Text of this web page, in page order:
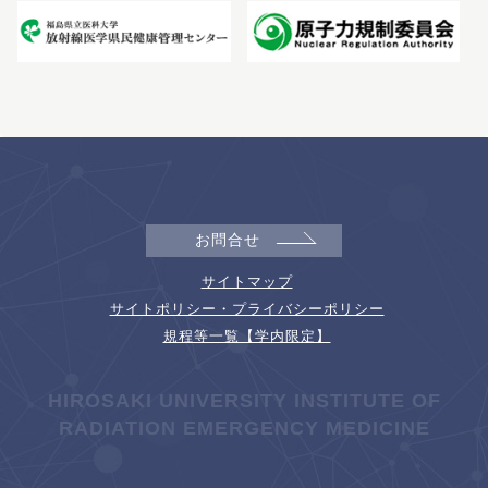
お問合せ
サイトマップ
サイトポリシー・プライバシーポリシー
規程等一覧【学内限定】
HIROSAKI UNIVERSITY INSTITUTE OF
RADIATION EMERGENCY MEDICINE